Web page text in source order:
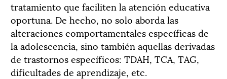
tratamiento que faciliten la atención educativa
oportuna. De hecho, no solo aborda las
alteraciones comportamentales específicas de
la adolescencia, sino también aquellas derivadas
de trastornos específicos: TDAH, TCA, TAG,
dificultades de aprendizaje, etc.